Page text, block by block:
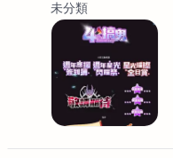
未分類